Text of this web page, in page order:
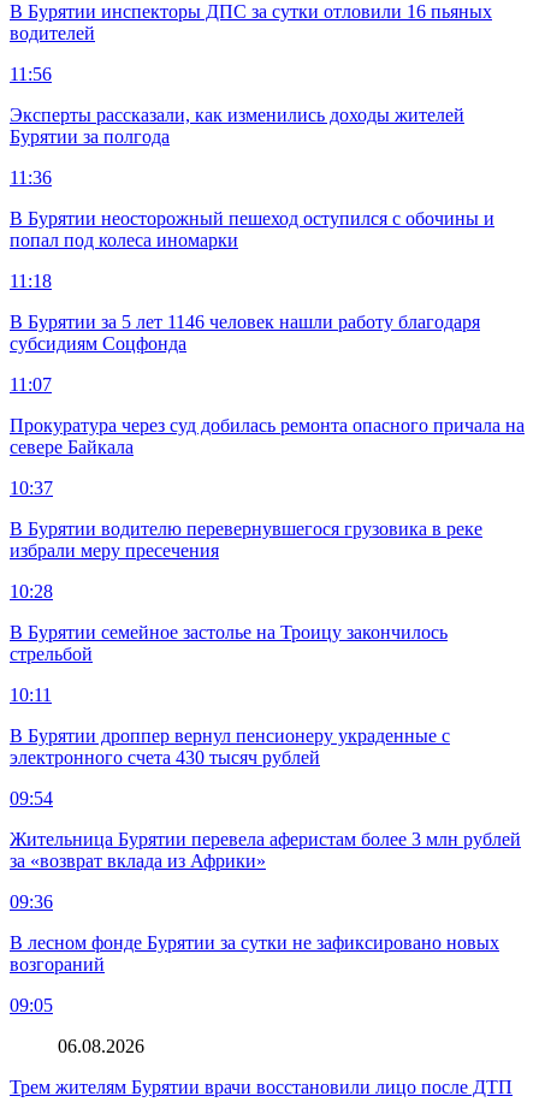
В Бурятии инспекторы ДПС за сутки отловили 16 пьяных
водителей
11:56
Эксперты рассказали, как изменились доходы жителей
Бурятии за полгода
11:36
В Бурятии неосторожный пешеход оступился с обочины и
попал под колеса иномарки
11:18
В Бурятии за 5 лет 1146 человек нашли работу благодаря
субсидиям Соцфонда
11:07
Прокуратура через суд добилась ремонта опасного причала на
севере Байкала
10:37
В Бурятии водителю перевернувшегося грузовика в реке
избрали меру пресечения
10:28
В Бурятии семейное застолье на Троицу закончилось
стрельбой
10:11
В Бурятии дроппер вернул пенсионеру украденные с
электронного счета 430 тысяч рублей
09:54
Жительница Бурятии перевела аферистам более 3 млн рублей
за «возврат вклада из Африки»
09:36
В лесном фонде Бурятии за сутки не зафиксировано новых
возгораний
09:05
06.08.2026
Трем жителям Бурятии врачи восстановили лицо после ДТП